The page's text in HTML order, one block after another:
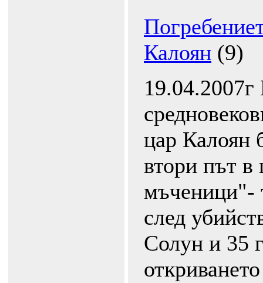
Калоян (9)
19.04.2007г
цар Калоян
втори път в
мъченици"-
след
Солун и 35